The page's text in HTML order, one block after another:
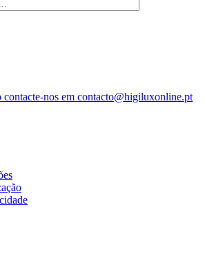
contacte-nos em contacto@higiluxonline.pt